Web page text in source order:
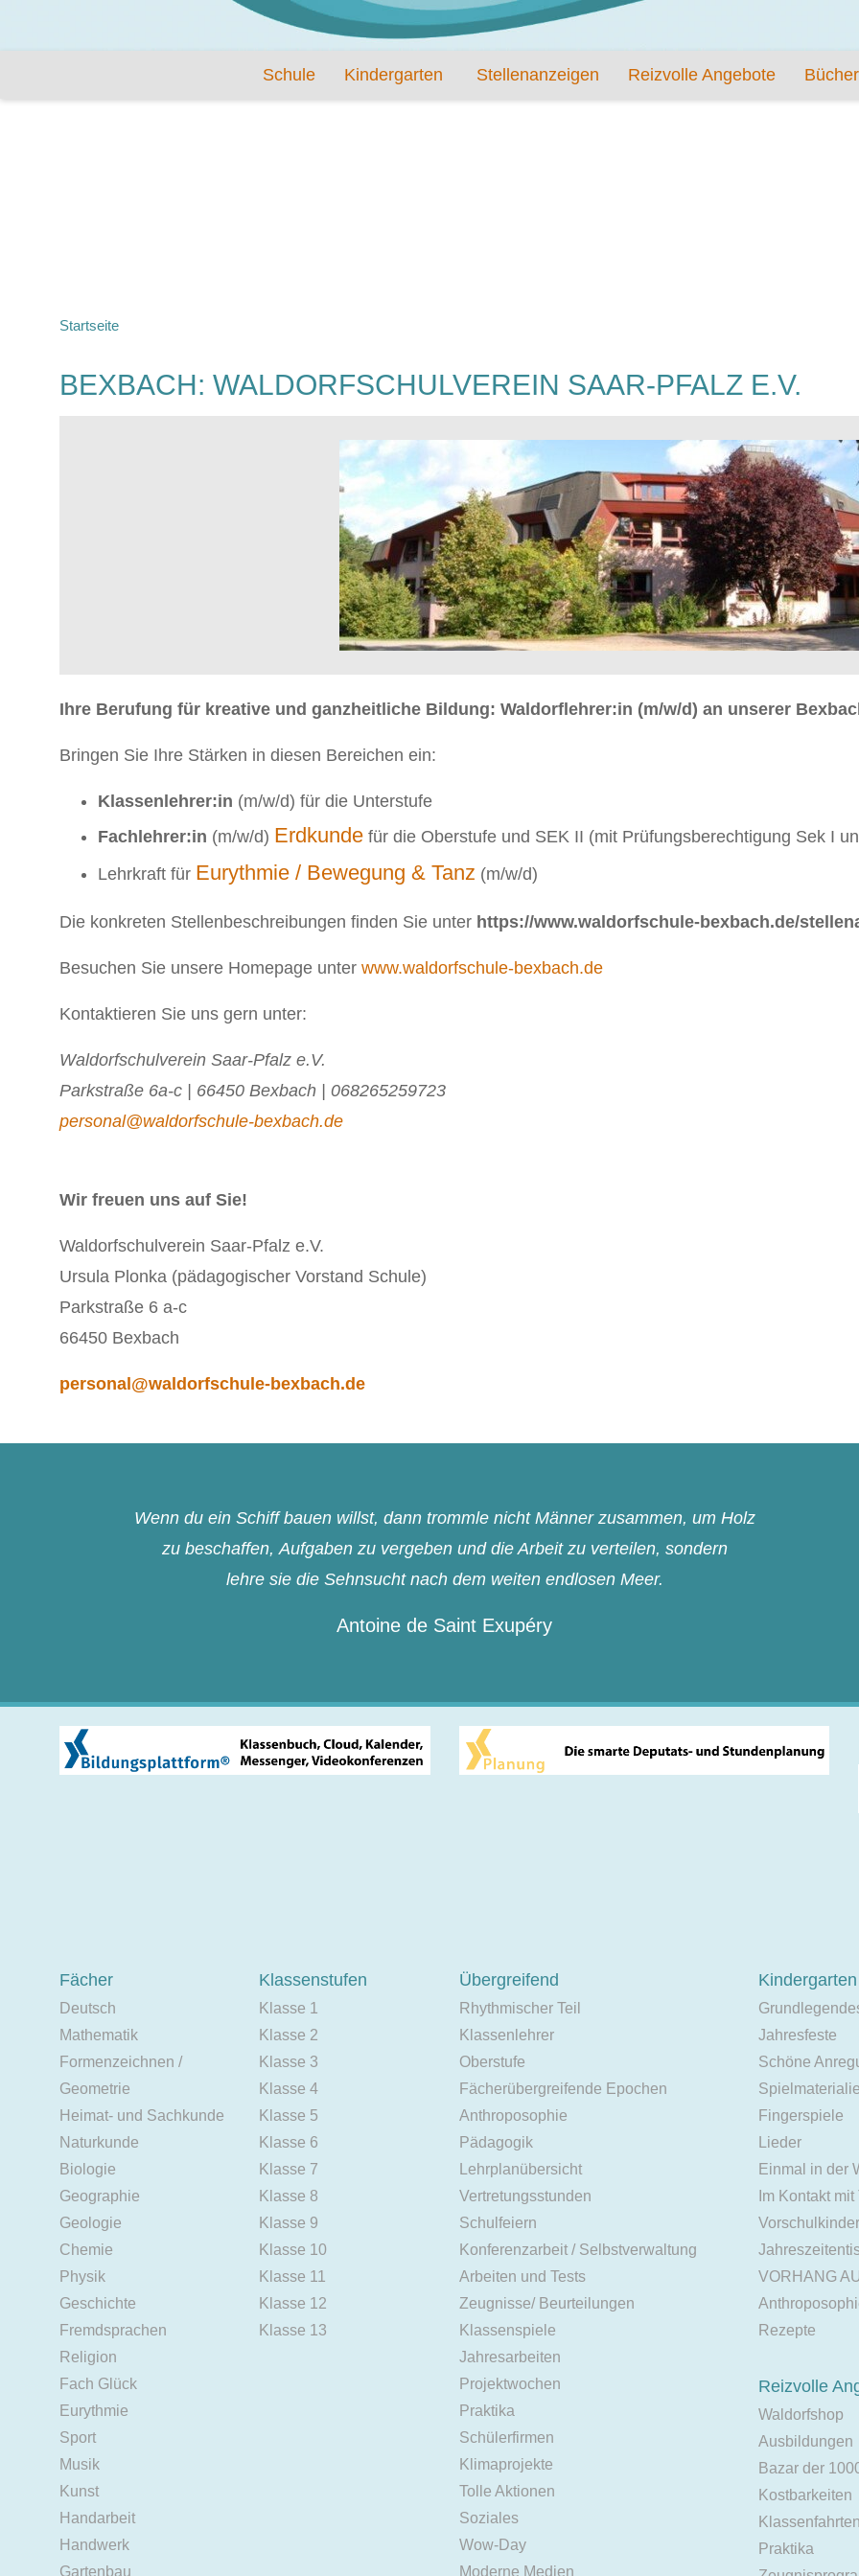
Schule Kindergarten Stellenanzeigen Reizvolle Angebote Bücher
Startseite
BEXBACH: WALDORFSCHULVEREIN SAAR-PFALZ E.V.
Ihre Berufung für kreative und ganzheitliche Bildung: Waldorflehrer:in (m/w/d) an unserer
Bringen Sie Ihre Stärken in diesen Bereichen ein:
Klassenlehrer:in (m/w/d) für die Unterstufe
Fachlehrer:in (m/w/d) Erdkunde für die Oberstufe und SEK II (mit Prüfungsberechtigung Sek I
Lehrkraft für Eurythmie / Bewegung & Tanz (m/w/d)
Die konkreten Stellenbeschreibungen finden Sie unter https://www.waldorfschule-bexbach.de/
Besuchen Sie unsere Homepage unter www.waldorfschule-bexbach.de
Kontaktieren Sie uns gern unter:
Waldorfschulverein Saar-Pfalz e.V.
Parkstraße 6a-c | 66450 Bexbach | 068265259723
personal@waldorfschule-bexbach.de
Wir freuen uns auf Sie!
Waldorfschulverein Saar-Pfalz e.V.
Ursula Plonka (pädagogischer Vorstand Schule)
Parkstraße 6 a-c
66450 Bexbach
personal@waldorfschule-bexbach.de
Wenn du ein Schiff bauen willst, dann trommle nicht Männer zusammen, um Holz
zu beschaffen, Aufgaben zu vergeben und die Arbeit zu verteilen, sondern
lehre sie die Sehnsucht nach dem weiten endlosen Meer.
Antoine de Saint Exupéry
Fächer
Deutsch
Mathematik
Formenzeichnen /
Geometrie
Heimat- und Sachkunde
Naturkunde
Biologie
Geographie
Geologie
Chemie
Physik
Geschichte
Fremdsprachen
Religion
Fach Glück
Eurythmie
Sport
Musik
Kunst
Handarbeit
Handwerk
Gartenbau
Klassenstufen
Klasse 1
Klasse 2
Klasse 3
Klasse 4
Klasse 5
Klasse 6
Klasse 7
Klasse 8
Klasse 9
Klasse 10
Klasse 11
Klasse 12
Klasse 13
Übergreifend
Rhythmischer Teil
Klassenlehrer
Oberstufe
Fächerübergreifende Epochen
Anthroposophie
Pädagogik
Lehrplanübersicht
Vertretungsstunden
Schulfeiern
Konferenzarbeit / Selbstverwaltung
Arbeiten und Tests
Zeugnisse/ Beurteilungen
Klassenspiele
Jahresarbeiten
Projektwochen
Praktika
Schülerfirmen
Klimaprojekte
Tolle Aktionen
Soziales
Wow-Day
Moderne Medien
Kindergarten
Jahresfeste
Schöne
Fingerspiele
Lieder
Einmal in der
Im Kontakt mit
Vorschulkinder
VORHANG
Rezepte
Reizvolle
Waldorfshop
Ausbildungen
Bazar der
Kostbarkeiten
Klassenfahrten
Praktika